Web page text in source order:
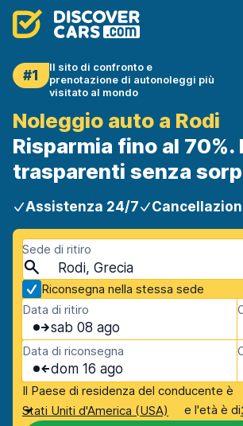
#1
Il sito di confronto e
prenotazione di autonoleggi più
visitato al mondo
Noleggio auto a Rodi
Risparmia fino al 70%.
trasparenti senza
Assistenza 24/7
Sede di ritiro
Rodi, Grecia
Riconsegna nella stessa sede
Data di ritiro
sab 08 ago
Data di riconsegna
dom 16 ago
Il Paese di residenza del conducente è
Stati Uniti d'America (USA)
e l'età è di